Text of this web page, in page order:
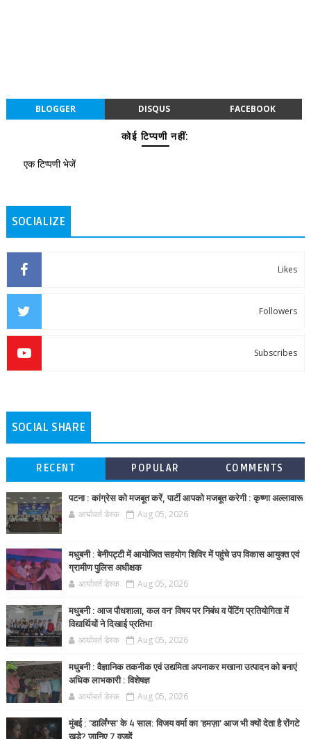
BLOGGER DISQUS FACEBOOK
कोई टिप्पणी नहीं:
एक टिप्पणी भेजें
SOCIALIZE
Likes
Followers
Subscribes
SOCIAL SHARE
RECENT POPULAR COMMENTS
पटना : कांग्रेस को मजबूत करें, पार्टी आपको मजबूत करेगी : कृष्णा अल्लावारू
आर्यावर्त डेस्क Aug 05, 2026
मधुबनी : बेनीपट्टी में आयोजित सहयोग शिविर में पहुंचे उप विकास आयुक्त एवं
ग्रामीण पुलिस अधीक्षक
आर्यावर्त डेस्क Aug 05, 2026
मधुबनी : आज पौधशाला, कल वन' विषय पर निबंध व पेंटिंग प्रतियोगिता में
विद्यार्थियों ने दिखाई प्रतिभा
आर्यावर्त डेस्क Aug 05, 2026
मधुबनी : वैज्ञानिक तकनीक एवं उद्यमिता अपनाकर मखाना उत्पादन को बनाएं
अधिक लाभकारी : विशेषज्ञ
आर्यावर्त डेस्क Aug 05, 2026
मुंबई : 'डार्लिंग्स' के 4 साल: विजय वर्मा का 'हमज़ा' आज भी क्यों देता है रोंगटे